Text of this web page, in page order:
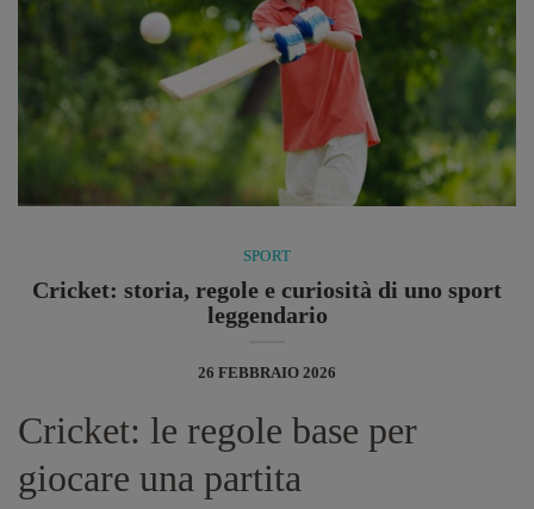
SPORT
Cricket: storia, regole e curiosità di uno sport
leggendario
26 FEBBRAIO 2026
Cricket: le regole base per
giocare una partita